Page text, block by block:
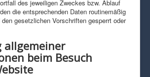
des jeweiligen Zweckes bzw. Ablauf
die entsprechenden Daten routinemäßig
gesetzlichen Vorschriften gesperrt oder
allgemeiner
beim Besuch